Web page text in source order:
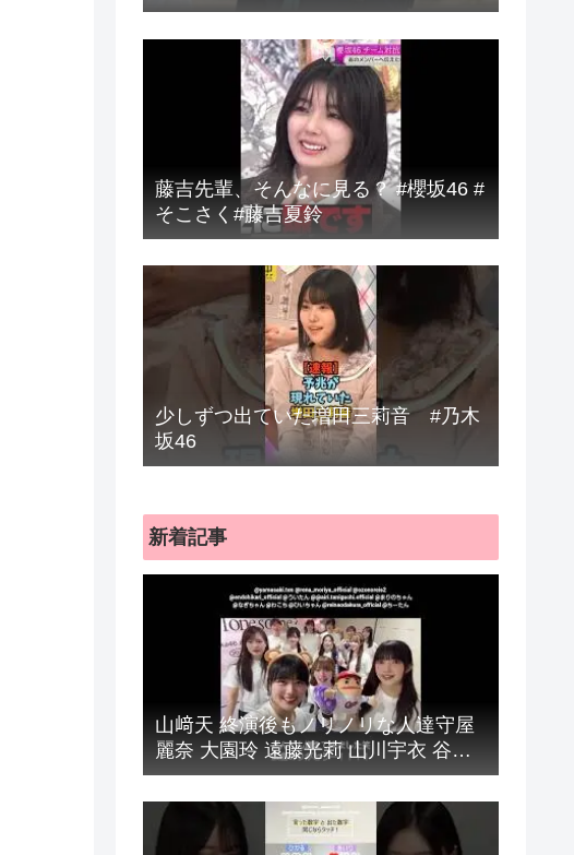
登場に「かわいさハンパない」「演
技上手じゃん！」の声
藤吉先輩、そんなに見る？ #櫻坂46 #
そこさく#藤吉夏鈴
少しずつ出ていた増田三莉音 #乃木
坂46
新着記事
山﨑天 終演後もノリノリな人達守屋
麗奈 大園玲 遠藤光莉 山川宇衣 谷口
愛季 幸阪茉里乃 小島凪紗 松本和子
目黒陽色 小田倉麗奈 中川智尋 櫻坂
46 ツアー 広島公演